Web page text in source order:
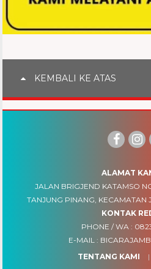
KEMBALI KE ATAS
ALAMAT
JALAN BRIGJEND KATAMSO
TANJUNG PINANG, KECAMATAN
KONTAK
PHONE / WA :
E-MAIL :
TENTANG KAMI